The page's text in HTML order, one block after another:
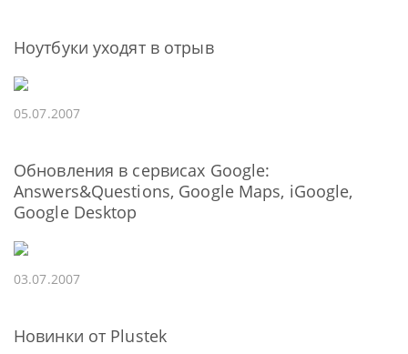
Ноутбуки уходят в отрыв
05.07.2007
Обновления в сервисах Google:
Answers&Questions, Google Maps, iGoogle,
Google Desktop
03.07.2007
Новинки от Plustek